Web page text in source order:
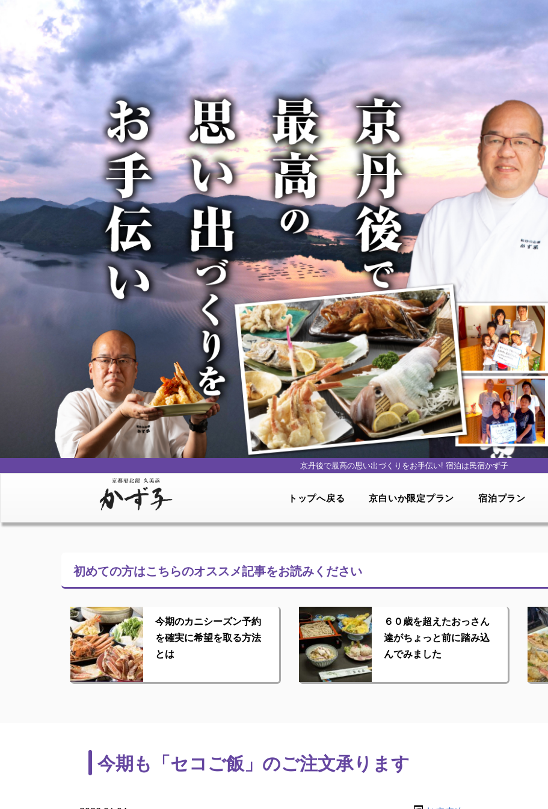
京丹後で最高の思い出づくりをお手伝い! 宿泊は民宿かず子
トップへ戻る 京白いか限定プラン 宿泊プラン
初めての方はこちらのオススメ記事をお読みください
今期のカニシーズン予約
を確実に希望を取る方法
とは
６０歳を超えたおっさん
達がちょっと前に踏み込
んでみました
今期も「セコご飯」のご注文承ります